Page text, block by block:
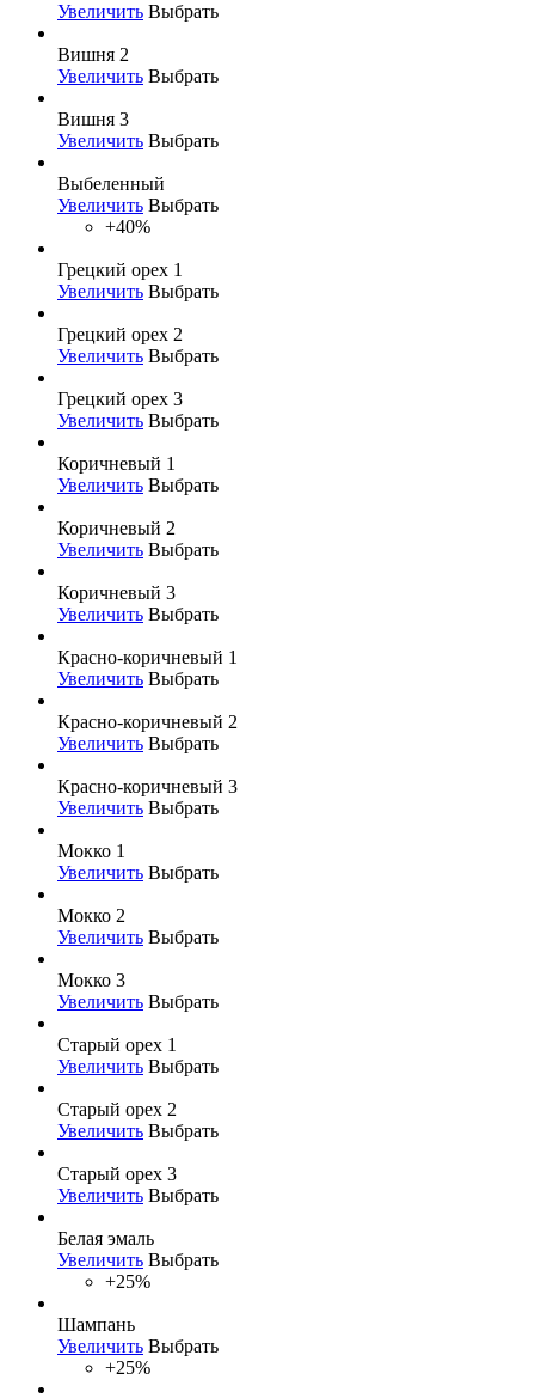
Увеличить Выбрать
Вишня 2
Увеличить Выбрать
Вишня 3
Увеличить Выбрать
Выбеленный
Увеличить Выбрать
+40%
Грецкий орех 1
Увеличить Выбрать
Грецкий орех 2
Увеличить Выбрать
Грецкий орех 3
Увеличить Выбрать
Коричневый 1
Увеличить Выбрать
Коричневый 2
Увеличить Выбрать
Коричневый 3
Увеличить Выбрать
Красно-коричневый 1
Увеличить Выбрать
Красно-коричневый 2
Увеличить Выбрать
Красно-коричневый 3
Увеличить Выбрать
Мокко 1
Увеличить Выбрать
Мокко 2
Увеличить Выбрать
Мокко 3
Увеличить Выбрать
Старый орех 1
Увеличить Выбрать
Старый орех 2
Увеличить Выбрать
Старый орех 3
Увеличить Выбрать
Белая эмаль
Увеличить Выбрать
+25%
Шампань
Увеличить Выбрать
+25%